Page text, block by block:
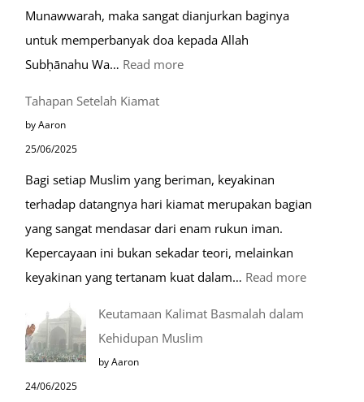
Munawwarah, maka sangat dianjurkan baginya
untuk memperbanyak doa kepada Allah
Subḥānahu Wa… Read more:
Tahapan Setelah Kiamat
by Aaron
25/06/2025
Bagi setiap Muslim yang beriman, keyakinan
terhadap datangnya hari kiamat merupakan bagian
yang sangat mendasar dari enam rukun iman.
Kepercayaan ini bukan sekadar teori, melainkan
keyakinan yang tertanam kuat dalam… Read more:
Keutamaan Kalimat Basmalah dalam
Kehidupan Muslim
by Aaron
24/06/2025